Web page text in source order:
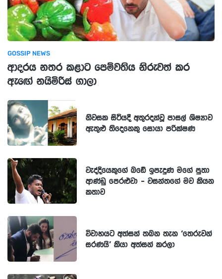
GOSSIP NEWS
ආදරය නතර කළාට පෙම්වතිය නිරුවත් කර
ඇඟේ නයිමිරිස් ගාලා
නිවසක සිටියදී අතුරදන්වූ පාසල් ශිෂ්‍යාව
ඇතුළු තිදෙනෙකු සොයා පරික්ෂණ
වැද්දියෙකුගේ බඩේ ඉපැදුණ මගේ පුතා
ආණ්ඩු පෙරළුවා - වසන්තගේ මව කියන
කතාව
විවාහයට අත්සන් තබන තැන ‘තෙරුවන්
සරණයි’ කියා අත්සන් කරලා